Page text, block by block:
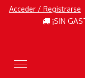
Acceder / Registrarse
¡SIN